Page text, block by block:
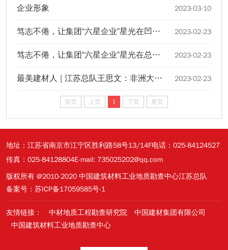
企业形象 2023-03-10
笃志不倦，让集团“六星企业”星光在凹土公司更加闪耀 2023-02-23
笃志不倦，让集团“六星企业”星光在总队更加闪耀 2023-02-23
最美建材人 | 江苏总队王思文：非洲大陆的工作达人，平凡岗位的不平凡人生 2023-02-23
首页 上页 1 下页 尾页
地址：江苏省南京市江宁区胜利路58号13/14F电话：025-84124527
传真：025-84128804E-mail: 735025202@qq.com
版权所有 @2010-2020 中国建筑材料工业地质勘查中心江苏总队
备案号：苏ICP备17059585号-1
友情链接： 中材地质工程勘查研究院
中国建材集团有限公司
中国建筑材料工业地质勘查中心